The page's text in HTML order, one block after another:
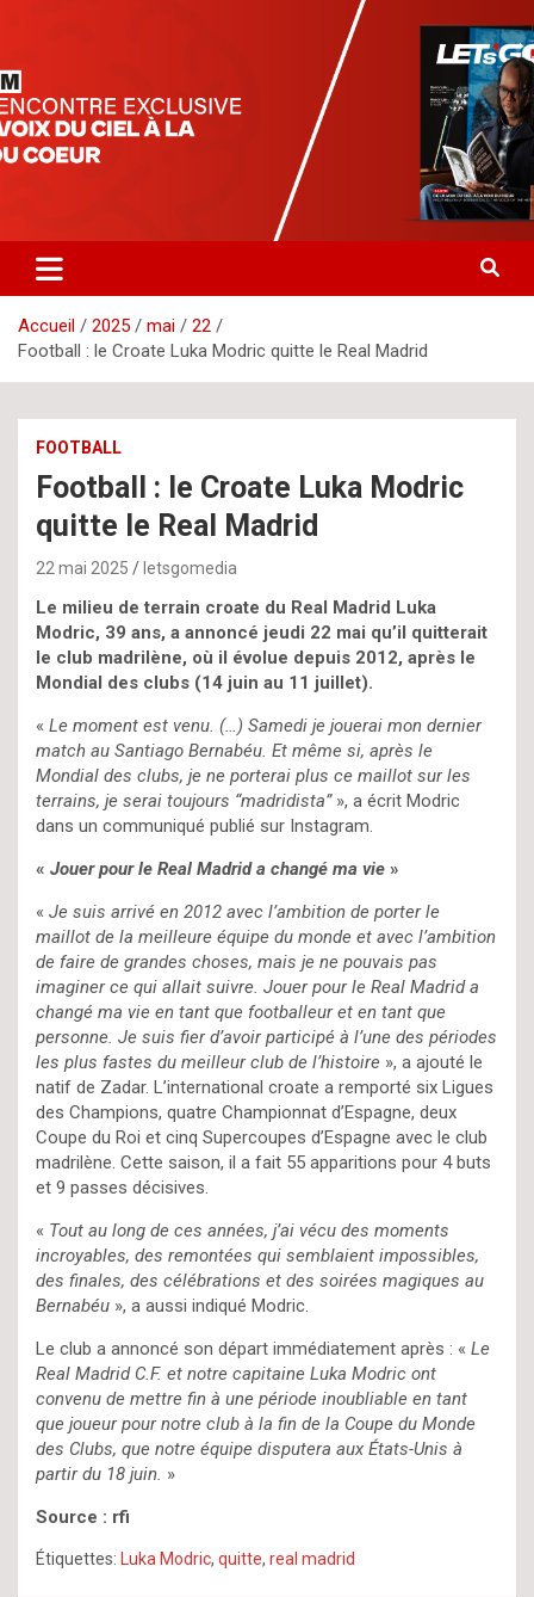
letsgomedia-ci.com
Accueil 2025 mai
22
Football : le Croate Luka Modric quitte le Real Madrid
FOOTBALL
Football : le Croate Luka Modric
quitte le Real Madrid
22 mai 2025 letsgomedia
Le milieu de terrain croate du Real Madrid Luka
Modric, 39 ans, a annoncé jeudi 22 mai qu’il quitterait
le club madrilène, où il évolue depuis 2012, après le
Mondial des clubs (14 juin au 11 juillet).
« Le moment est venu. (…) Samedi je jouerai mon dernier
match au Santiago Bernabéu. Et même si, après le
Mondial des clubs, je ne porterai plus ce maillot sur les
terrains, je serai toujours “madridista”», a écrit Modric
dans un communiqué publié sur Instagram.
« Jouer pour le Real Madrid a changé ma vie »
« Je suis arrivé en 2012 avec l’ambition de porter le
maillot de la meilleure équipe du monde et avec l’ambition
de faire de grandes choses, mais je ne pouvais pas
imaginer ce qui allait suivre. Jouer pour le Real Madrid a
changé ma vie en tant que footballeur et en tant que
personne. Je suis fier d’avoir participé à l’une des périodes
les plus fastes du meilleur club de l’histoire », a ajouté le
natif de Zadar. L’international croate a remporté six Ligues
des Champions, quatre Championnat d’Espagne, deux
Coupe du Roi et cinq Supercoupes d’Espagne avec le club
madrilène. Cette saison, il a fait 55 apparitions pour 4 buts
et 9 passes décisives.
« Tout au long de ces années, j’ai vécu des moments
incroyables, des remontées qui semblaient impossibles,
des finales, des célébrations et des soirées magiques au
Bernabéu », a aussi indiqué Modric.
Le club a annoncé son départ immédiatement après : « Le
Real Madrid C.F. et notre capitaine Luka Modric ont
convenu de mettre fin à une période inoubliable en tant
que joueur pour notre club à la fin de la Coupe du Monde
des Clubs, que notre équipe disputera aux États-Unis à
partir du 18 juin. »
Source : rfi
Étiquettes: Luka Modric, quitte, real madrid